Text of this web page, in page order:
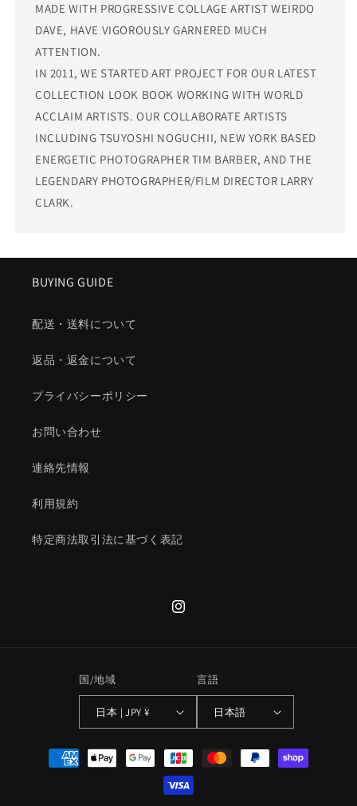
MADE WITH PROGRESSIVE COLLAGE ARTIST WEIRDO
DAVE, HAVE VIGOROUSLY GARNERED MUCH
ATTENTION.
IN 2011, WE STARTED ART PROJECT FOR OUR LATEST
COLLECTION LOOK BOOK WORKING WITH WORLD
ACCLAIM ARTISTS. OUR COLLABORATE ARTISTS
INCLUDING TSUYOSHI NOGUCHII, NEW YORK BASED
ENERGETIC PHOTOGRAPHER TIM BARBER, AND THE
LEGENDARY PHOTOGRAPHER/FILM DIRECTOR LARRY
CLARK.
BUYING GUIDE
配送・送料について
返品・返金について
プライバシーポリシー
お問い合わせ
連絡先情報
利用規約
特定商法取引法に基づく表記
Instagram
国/地域
日本 | JPY ¥
言語
日本語